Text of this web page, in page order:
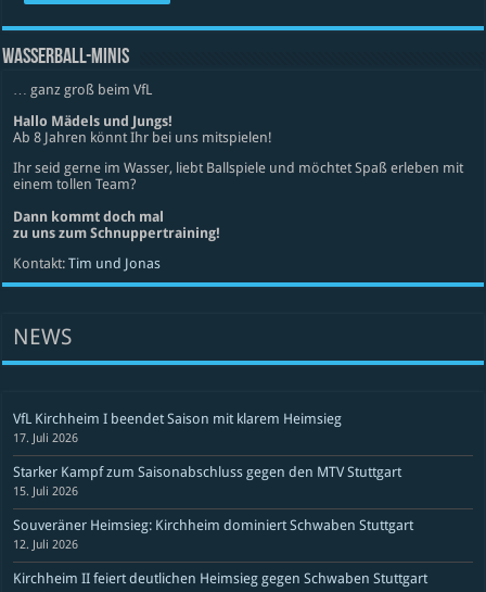
WASSERBALL-MINIS
… ganz groß beim VfL
Hallo Mädels und Jungs!
Ab 8 Jahren könnt Ihr bei uns mitspielen!
Ihr seid gerne im Wasser, liebt Ballspiele und möchtet Spaß erleben mit
einem tollen Team?
Dann kommt doch mal
zu uns zum Schnuppertraining!
Kontakt:Tim und Jonas
NEWS
VfL Kirchheim I beendet Saison mit klarem Heimsieg
17. Juli 2026
Starker Kampf zum Saisonabschluss gegen den MTV Stuttgart
15. Juli 2026
Souveräner Heimsieg: Kirchheim dominiert Schwaben Stuttgart
12. Juli 2026
Kirchheim II feiert deutlichen Heimsieg gegen Schwaben Stuttgart